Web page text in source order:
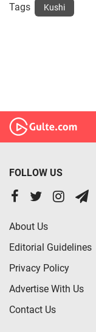
Tags Kushi
FOLLOW US
About Us
Editorial Guidelines
Privacy Policy
Advertise With Us
Contact Us